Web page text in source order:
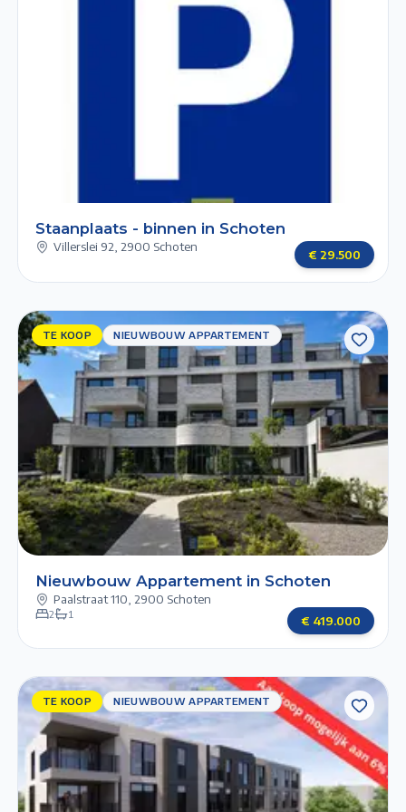
Staanplaats - binnen in Schoten
Villerslei 92 2900 Schoten
€ 29.500
TE KOOP NIEUWBOUW APPARTEMENT
TE KOOP
NIEUWBOUW
APPARTEMENT
1/6 2/6 3/6 4/6 5/6
Previous slide
Next slide
Nieuwbouw Appartement in Schoten
Paalstraat 110 2900 Schoten
2 1 € 419.000
TE KOOP NIEUWBOUW APPARTEMENT
TE KOOP
NIEUWBOUW
APPARTEMENT
Previous slide
Next slide